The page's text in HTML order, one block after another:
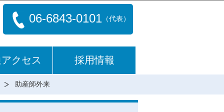
06-6843-0101 （代表）
クセス 採用情報
助産師外来